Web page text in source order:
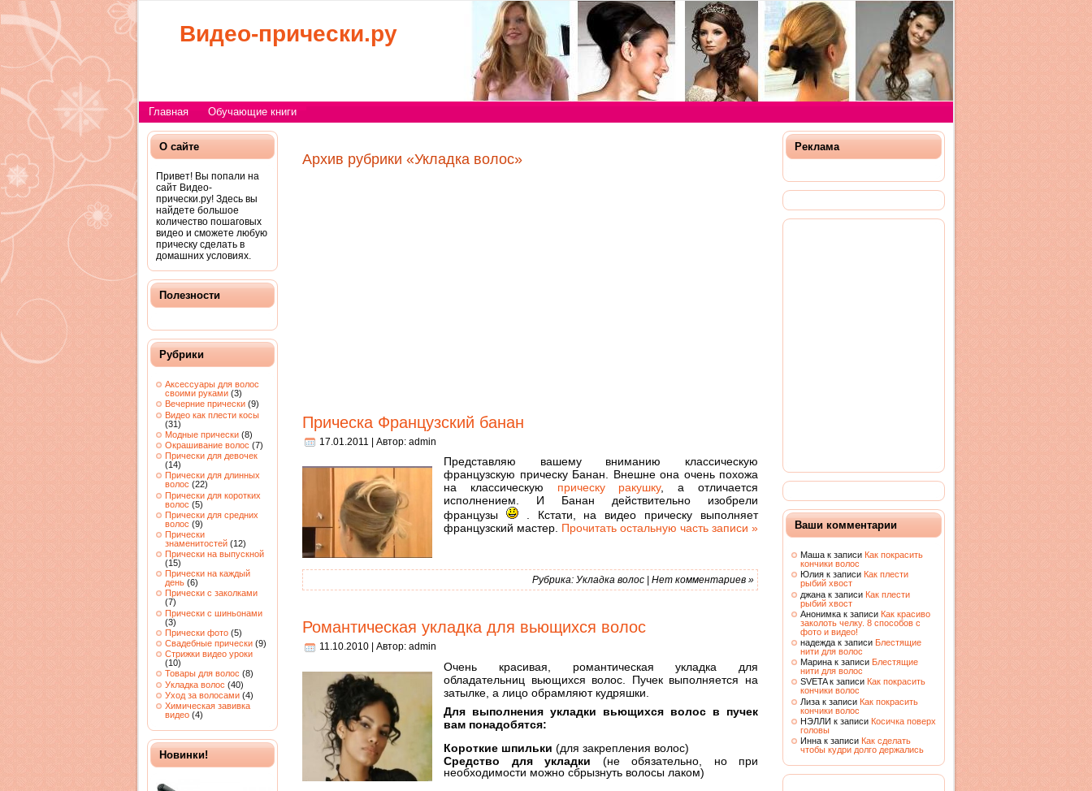
Видео-прически.ру
Главная Обучающие книги
О сайте
Привет! Вы попали на
сайт Видео-
прически.ру! Здесь вы
найдете большое
количество пошаговых
видео и сможете любую
прическу сделать в
домашних условиях.
Полезности
Рубрики
Аксессуары для волос
своими руками (3)
Вечерние прически (9)
Видео как плести косы
(31)
Модные прически (8)
Окрашивание волос (7)
Прически для девочек
(14)
Прически для длинных
волос (22)
Прически для коротких
волос (5)
Прически для средних
волос (9)
Прически
знаменитостей (12)
Прически на выпускной
(15)
Прически на каждый
день (6)
Прически с заколками
(7)
Прически с шиньонами
(3)
Прически фото (5)
Свадебные прически (9)
Стрижки видео уроки
(10)
Товары для волос (8)
Укладка волос (40)
Уход за волосами (4)
Химическая завивка
видео (4)
Новинки!
Архив рубрики «Укладка волос»
Прическа Французский банан
17.01.2011 | Автор: admin
Представляю вашему вниманию классическую
французскую прическу Банан. Внешне она очень похожа
на классическую прическу ракушку, а отличается
исполнением. И Банан действительно изобрели
французы
. Кстати, на видео прическу выполняет
французский мастер. Прочитать остальную часть записи »
Рубрика: Укладка волос Нет комментариев »
Романтическая укладка для вьющихся волос
11.10.2010 | Автор: admin
Очень красивая, романтическая укладка для
обладательниц вьющихся волос. Пучек выполняется на
затылке, а лицо обрамляют кудряшки.
Для выполнения укладки вьющихся волос в пучек
вам понадобятся:
Короткие шпильки (для закрепления волос)
Средство для укладки (не обязательно, но при
необходимости можно сбрызнуть волосы лаком)
Реклама
Ваши комментарии
Маша к записи Как покрасить
кончики волос
Юлия к записи Как плести
рыбий хвост
джана к записи Как плести
рыбий хвост
Анонимка к записи Как красиво
заколоть челку. 8 способов с
фото и видео!
надежда к записи Блестящие
нити для волос
Марина к записи Блестящие
нити для волос
SVETA к записи Как покрасить
кончики волос
Лиза к записи Как покрасить
кончики волос
НЭЛЛИ к записи Косичка поверх
головы
Инна к записи Как сделать
чтобы кудри долго держались